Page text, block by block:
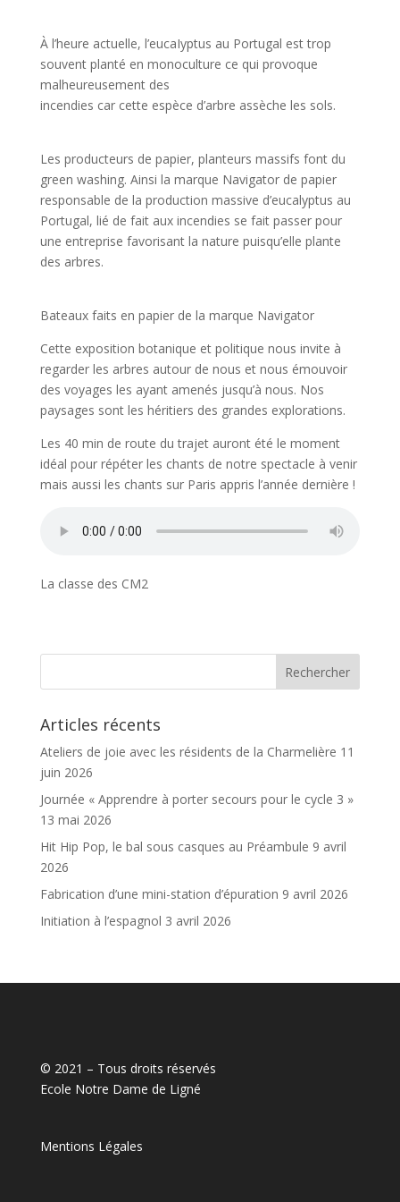
À l’heure actuelle, l’eucaIyptus au Portugal est trop
souvent planté en monoculture ce qui provoque
malheureusement des
incendies car cette espèce d’arbre assèche les sols.
Les producteurs de papier, planteurs massifs font du
green washing. Ainsi la marque Navigator de papier
responsable de la production massive d’eucalyptus au
Portugal, lié de fait aux incendies se fait passer pour
une entreprise favorisant la nature puisqu’elle plante
des arbres.
Bateaux faits en papier de la marque Navigator
Cette exposition botanique et politique nous invite à
regarder les arbres autour de nous et nous émouvoir
des voyages les ayant amenés jusqu’à nous. Nos
paysages sont les héritiers des grandes explorations.
Les 40 min de route du trajet auront été le moment
idéal pour répéter les chants de notre spectacle à venir
mais aussi les chants sur Paris appris l’année dernière !
La classe des CM2
Articles récents
Ateliers de joie avec les résidents de la Charmelière 11
juin 2026
Journée « Apprendre à porter secours pour le cycle 3 »
13 mai 2026
Hit Hip Pop, le bal sous casques au Préambule 9 avril
2026
Fabrication d’une mini-station d’épuration 9 avril 2026
Initiation à l’espagnol 3 avril 2026
© 2021 – Tous droits réservés
Ecole Notre Dame de Ligné
Mentions Légales